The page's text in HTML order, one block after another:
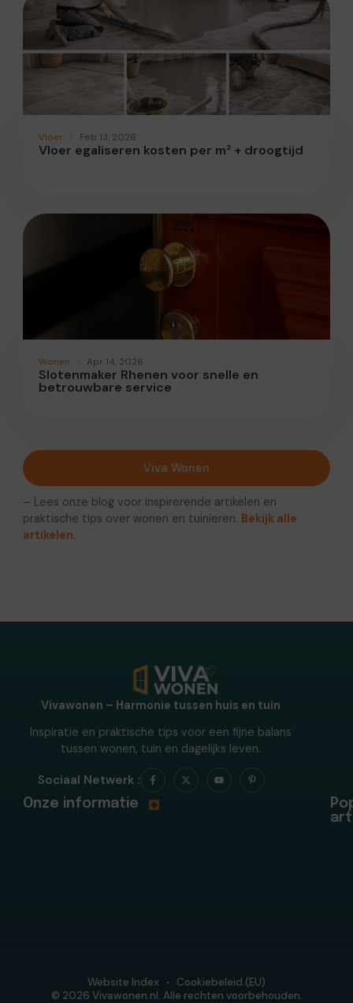
Vloer Feb 13, 2026
Vloer egaliseren kosten per m² + droogtijd
Wonen Apr 14, 2026
Slotenmaker Rhenen voor snelle en
betrouwbare service
Viva Wonen
– Lees onze blog voor inspirerende artikelen en
praktische tips over wonen en tuinieren. Bekijk alle
artikelen.
Vivawonen – Harmonie tussen huis en tuin
Inspiratie en praktische tips voor een fijne balans
tussen wonen, tuin en dagelijks leven.
Sociaal Netwerk :
Onze informatie
© 2026 Vivawonen.nl. Alle rechten voorbehouden.
Website Index Cookiebeleid (EU)